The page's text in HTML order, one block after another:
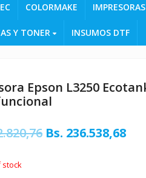
COLORMAKE IMPRESORAS
Y TONER INSUMOS DTF
Epson L3250
Original
Bs. 236.538,68
stock